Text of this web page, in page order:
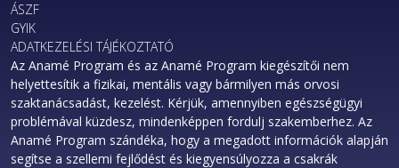
ÁSZF
GYIK
ADATKEZELÉSI TÁJÉKOZTATÓ
Az Anamé Program és az Anamé Program kiegészítői nem
helyettesítik a fizikai, mentális vagy bármilyen más orvosi
szaktanácsadást, kezelést. Kérjük, amennyiben egészségügyi
problémával küzdesz, mindenképpen fordulj szakemberhez. Az
Anamé Program szándéka, hogy a megadott információk alapján
segítse a szellemi fejlődést és kiegyensúlyozza a csakrák